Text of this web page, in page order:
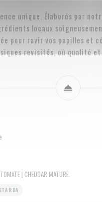
unique. Élaborés par
locaux
pour ravir vos papilles et
revisités, où qualité
| CHEDDAR MATURÉ.